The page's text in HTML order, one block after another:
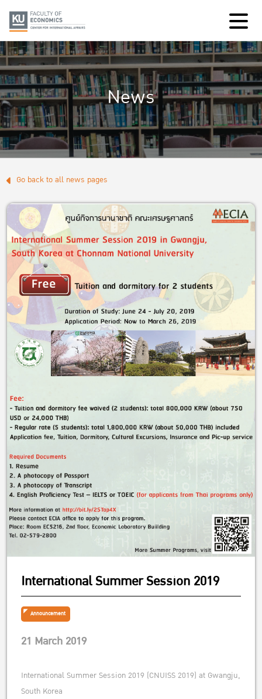
News
Go back to all news pages
International Summer Session 2019
Announcement
21 March 2019
International Summer Session 2019 (CNUISS 2019) at Gwangju,
South Korea